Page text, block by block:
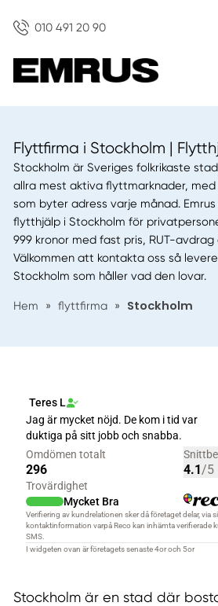
010 491 20 90
Flyttfirma i Stockholm |
Stockholm är Sveriges folkrikaste
allra mest aktiva flyttmarknader, med
som byter adress varje månad.
flytthjälp i Stockholm för
999 kronor med fast pris, RUT-
Välkommen att kontakta oss så
Stockholm som håller vad den lovar.
Hem » flyttfirma » Stockholm
Stockholm är en stad där